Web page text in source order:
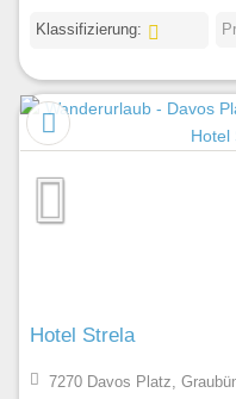
Klassifizierung:
Hotel Strela
7270 Davos Platz,